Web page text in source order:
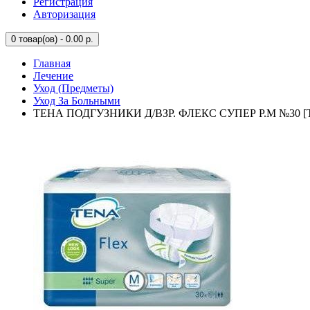
Авторизация
0 товар(ов) - 0.00 р.
Главная
Лечение
Уход (Предметы)
Уход За Больными
ТЕНА ПОДГУЗНИКИ Д/ВЗР. ФЛЕКС СУПЕР Р.M №30